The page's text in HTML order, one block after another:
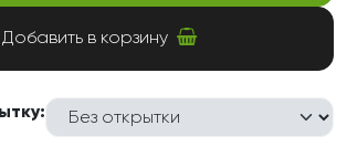
Добавить в корзину